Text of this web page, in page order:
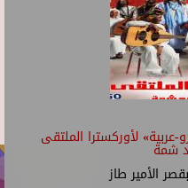
لأوركسترا الملتقى
شمة
الأمير طاز